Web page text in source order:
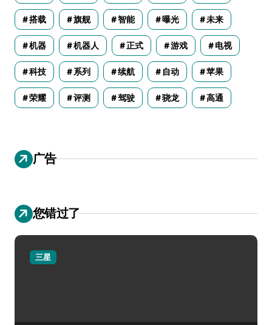
搭载 旗舰 智能 曝光 未来
机器 机器人 正式 游戏 电视
科技 系列 续航 自动 苹果
荣耀 评测 驾驶 骁龙 高通
广告
您错过了
三星